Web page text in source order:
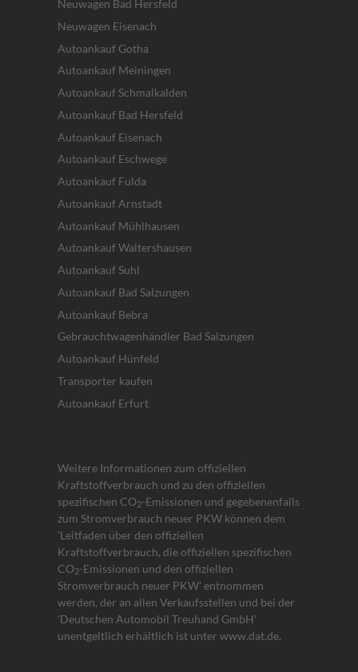
Neuwagen Bad Hersfeld
Neuwagen Eisenach
Autoankauf Gotha
Autoankauf Meiningen
Autoankauf Schmalkalden
Autoankauf Bad Hersfeld
Autoankauf Eisenach
Autoankauf Eschwege
Autoankauf Fulda
Autoankauf Arnstadt
Autoankauf Mühlhausen
Autoankauf Waltershausen
Autoankauf Suhl
Autoankauf Bad Salzungen
Autoankauf Bebra
Gebrauchtwagenhändler Bad Salzungen
Autoankauf Hünfeld
Transporter kaufen
Autoankauf Erfurt
Weitere Informationen zum offiziellen
Kraftstoffverbrauch und zu den offiziellen
spezifischen CO2-Emissionen und gegebenenfalls
zum Stromverbrauch neuer PKW können dem
'Leitfaden über den offiziellen
Kraftstoffverbrauch, die offiziellen spezifischen
CO2-Emissionen und den offiziellen
Stromverbrauch neuer PKW' entnommen
werden, der an allen Verkaufsstellen und bei der
'Deutschen Automobil Treuhand GmbH'
unentgeltlich erhältlich ist unter www.dat.de.